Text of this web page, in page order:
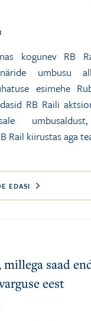
kogunev RB
umbusu
esimehe
RB Raili
Rail kiirustas aga
EDASI
saad
eest